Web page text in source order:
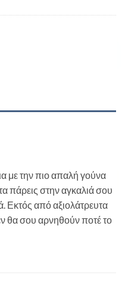
με την πιο απαλή γούνα
πάρεις στην αγκαλιά σου
Εκτός από αξιολάτρευτα
θα σου αρνηθούν ποτέ το